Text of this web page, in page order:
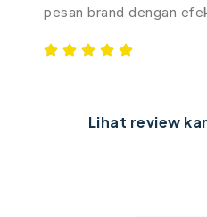
pesan brand dengan
Lihat review